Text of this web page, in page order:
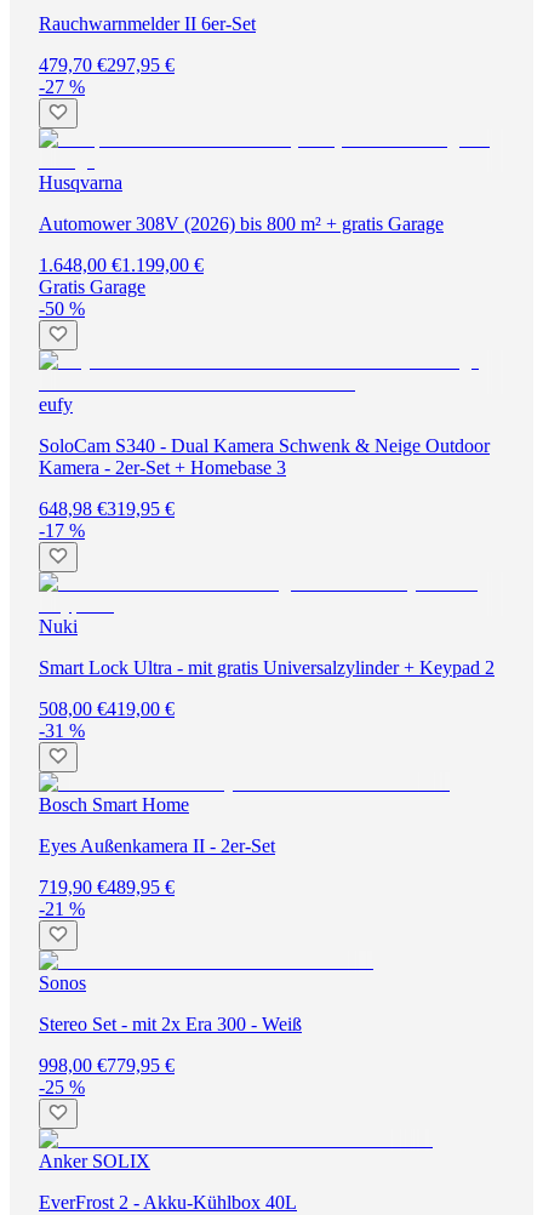
Rauchwarnmelder II 6er-Set
479,70 €297,95 €
-27 %
Husqvarna
Automower 308V (2026) bis 800 m² + gratis Garage
1.648,00 €1.199,00 €
Gratis Garage
-50 %
eufy
SoloCam S340 - Dual Kamera Schwenk & Neige Outdoor
Kamera - 2er-Set + Homebase 3
648,98 €319,95 €
-17 %
Nuki
Smart Lock Ultra - mit gratis Universalzylinder + Keypad 2
508,00 €419,00 €
-31 %
Bosch Smart Home
Eyes Außenkamera II - 2er-Set
719,90 €489,95 €
-21 %
Sonos
Stereo Set - mit 2x Era 300 - Weiß
998,00 €779,95 €
-25 %
Anker SOLIX
EverFrost 2 - Akku-Kühlbox 40L